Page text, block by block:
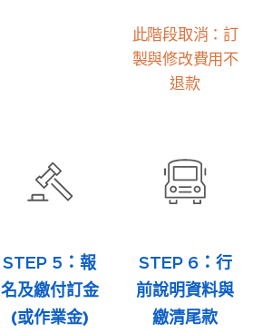
此階段取消：訂
製與修改費用不
退款
STEP 5：報
名及繳付訂金
(或作業金)
STEP 6： 行
前說明資料與
繳清尾款